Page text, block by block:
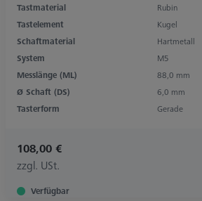
Tastmaterial
Rubin
Tastelement
Kugel
Schaftmaterial
Hartmetall
System
M5
Messlänge (ML)
88,0 mm
Ø Schaft (DS)
6,0 mm
Tasterform
Gerade
108,00 €
zzgl. USt.
Verfügbar